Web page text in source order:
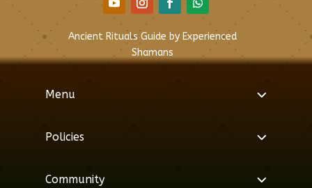
Ancient Rituals Guide by Experienced
Shamans
Menu
Policies
Community